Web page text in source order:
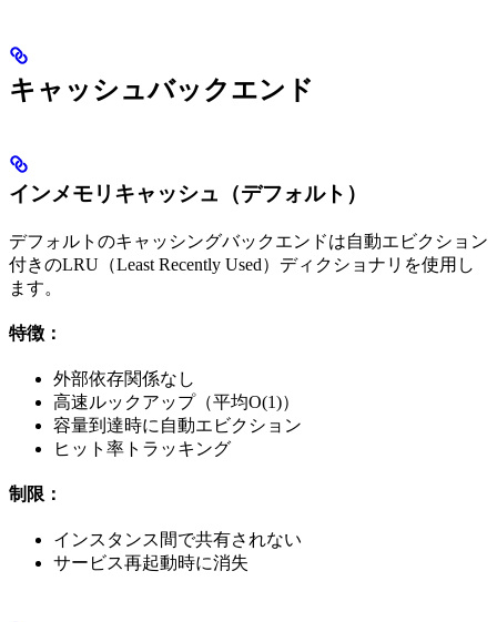
キャッシュバックエンド
インメモリキャッシュ（デフォルト）
デフォルトのキャッシングバックエンドは自動エビクション
付きのLRU（Least Recently Used）ディクショナリを使用し
ます。
特徴：
外部依存関係なし
高速ルックアップ（平均O(1)）
容量到達時に自動エビクション
ヒット率トラッキング
制限：
インスタンス間で共有されない
サービス再起動時に消失